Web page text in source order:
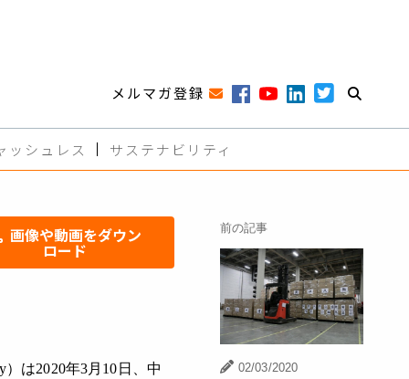
メルマガ登録
ッシュレス サステナビリティ
画像や動画をダウン
ロード
は2020年3月10日、中
前の記事
02/03/2020